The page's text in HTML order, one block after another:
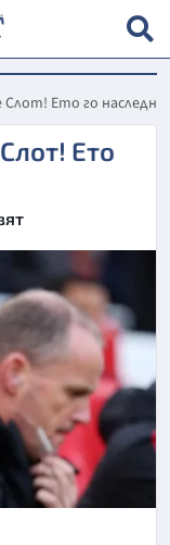
Слот! Ето го
Ето